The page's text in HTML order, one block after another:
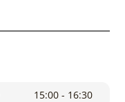
15:00 - 16:30